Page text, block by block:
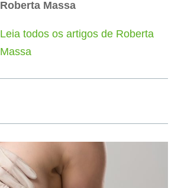
Roberta Massa
Leia todos os artigos de Roberta
Massa